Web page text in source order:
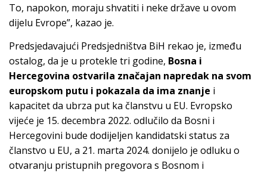
To, napokon, moraju shvatiti i neke države u ovom
dijelu Evrope”, kazao je.
Predsjedavajući Predsjedništva BiH rekao je, između
ostalog, da je u protekle tri godine, Bosna i
Hercegovina ostvarila značajan napredak na svom
europskom putu i pokazala da ima znanje i
kapacitet da ubrza put ka članstvu u EU. Evropsko
vijeće je 15. decembra 2022. odlučilo da Bosni i
Hercegovini bude dodijeljen kandidatski status za
članstvo u EU, a 21. marta 2024. donijelo je odluku o
otvaranju pristupnih pregovora s Bosnom i